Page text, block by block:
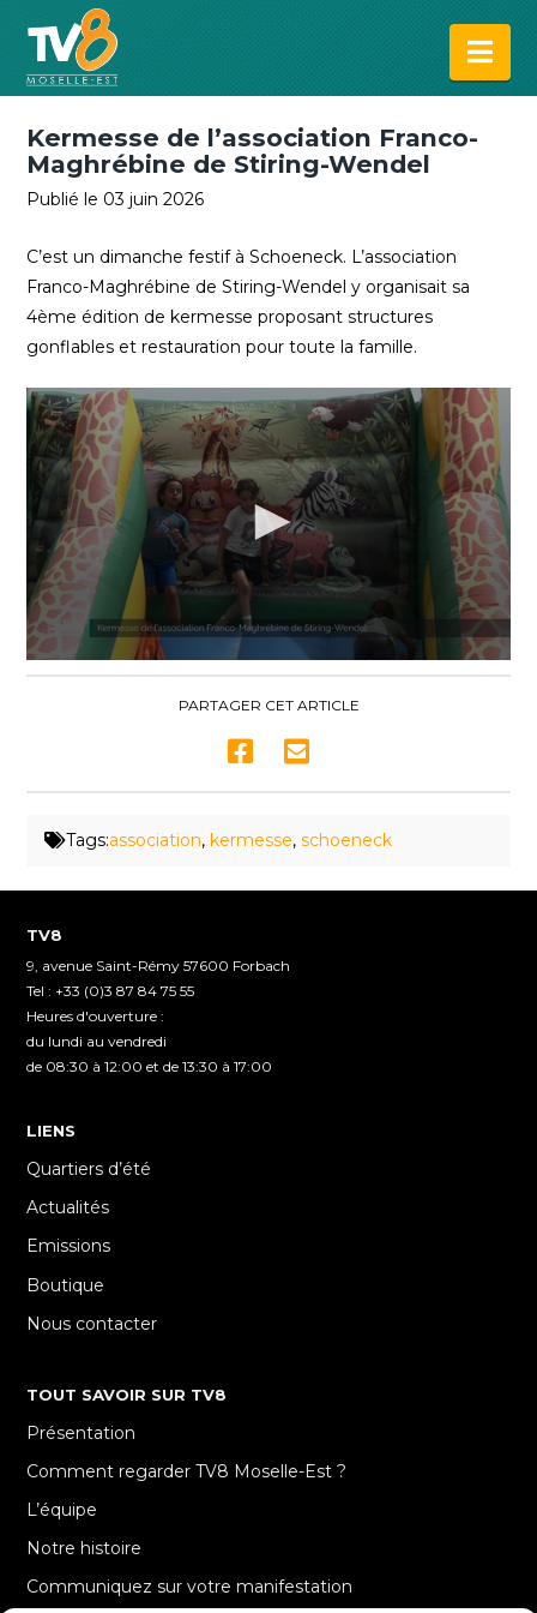
Kermesse de l’association Franco-
Maghrébine de Stiring-Wendel
Publié le 03 juin 2026
C’est un dimanche festif à Schoeneck. L’association
Franco-Maghrébine de Stiring-Wendel y organisait sa
4ème édition de kermesse proposant structures
gonflables et restauration pour toute la famille.
PARTAGER CET ARTICLE
Tags:association,kermesse,schoeneck
TV8
9, avenue Saint-Rémy 57600 Forbach
Tel : +33 (0)3 87 84 75 55
Heures d'ouverture :
du lundi au vendredi
de 08:30 à 12:00 et de 13:30 à 17:00
LIENS
Quartiers d’été
Actualités
Emissions
Boutique
Nous contacter
TOUT SAVOIR SUR TV8
Présentation
Comment regarder TV8 Moselle-Est ?
L’équipe
Notre histoire
Communiquez sur votre manifestation